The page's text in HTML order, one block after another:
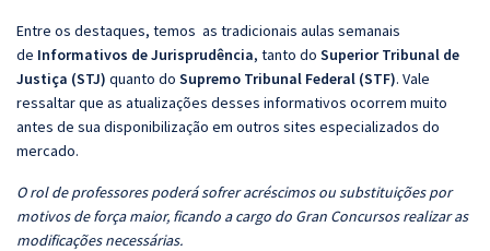
Entre os destaques, temos as tradicionais aulas semanais
de Informativos de Jurisprudência, tanto do Superior Tribunal de
Justiça (STJ) quanto do Supremo Tribunal Federal (STF). Vale
ressaltar que as atualizações desses informativos ocorrem muito
antes de sua disponibilização em outros sites especializados do
mercado.
O rol de professores poderá sofrer acréscimos ou substituições por
motivos de força maior, ficando a cargo do Gran Concursos realizar as
modificações necessárias.